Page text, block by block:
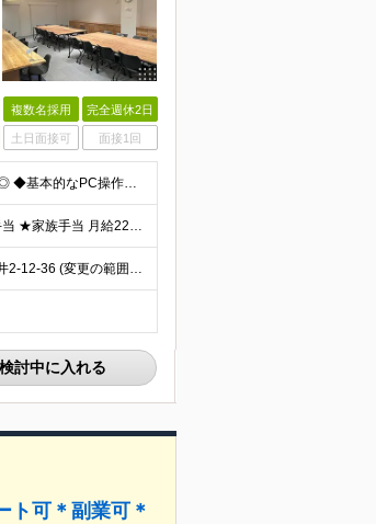
複数名採用 完全週休2日
土日面接可 面接1回
☆未経験・正社員デビューOK！子育て明けやお仕事復帰の方も歓迎します◎ ◆基本的なPC操作ができる方（文字入力ができるレベルでOK！） ◆学歴不問 ★コツコツ・モクモク作業が好きな方にピッタリ！ 当
《住宅手当など豊富な手当で月給＋α！》 ★年収450万円実績あり ★住宅手当 ★家族手当 月給22万円～＋賞与年2回＋業績賞与(※業績による／過去3か月分支給実績あり) ※経験・スキルを考慮の上、
★徒歩5分以内の駅チカオフィス♪ 【名古屋営業所】愛知県名古屋市東区筒井2-12-36 (変更の範囲)上記を除く当社関連勤務地
検討中に入れる
ト可＊副業可＊